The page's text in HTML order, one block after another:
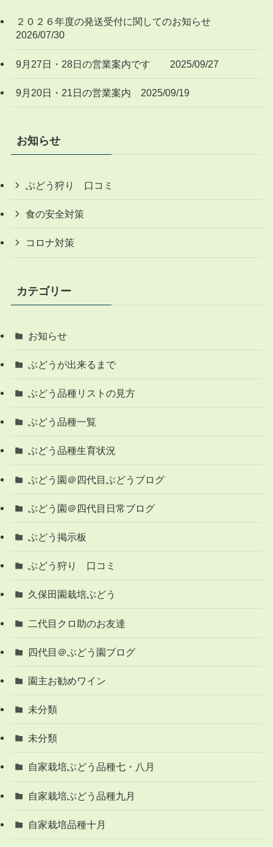
２０２６年度の発送受付に関してのお知らせ
2026/07/30
9月27日・28日の営業案内です 2025/09/27
9月20日・21日の営業案内 2025/09/19
お知らせ
ぶどう狩り 口コミ
食の安全対策
コロナ対策
カテゴリー
お知らせ
ぶどうが出来るまで
ぶどう品種リストの見方
ぶどう品種一覧
ぶどう品種生育状況
ぶどう園＠四代目ぶどうブログ
ぶどう園＠四代目日常ブログ
ぶどう掲示板
ぶどう狩り 口コミ
久保田園栽培ぶどう
二代目クロ助のお友達
四代目＠ぶどう園ブログ
園主お勧めワイン
未分類
未分類
自家栽培ぶどう品種七・八月
自家栽培ぶどう品種九月
自家栽培品種十月